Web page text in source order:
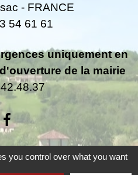
- FRANCE
54 61 61
uniquement en
de la mairie
you control over what you want